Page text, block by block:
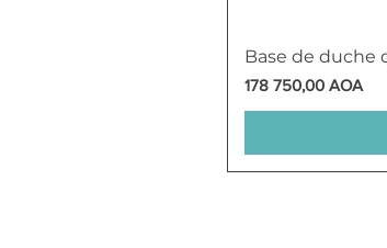
Base de duche
Preço
178 750,00 AOA